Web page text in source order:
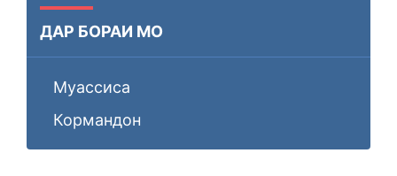
ДАР БОРАИ МО
Муассиса
Кормандон